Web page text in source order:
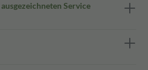
Service